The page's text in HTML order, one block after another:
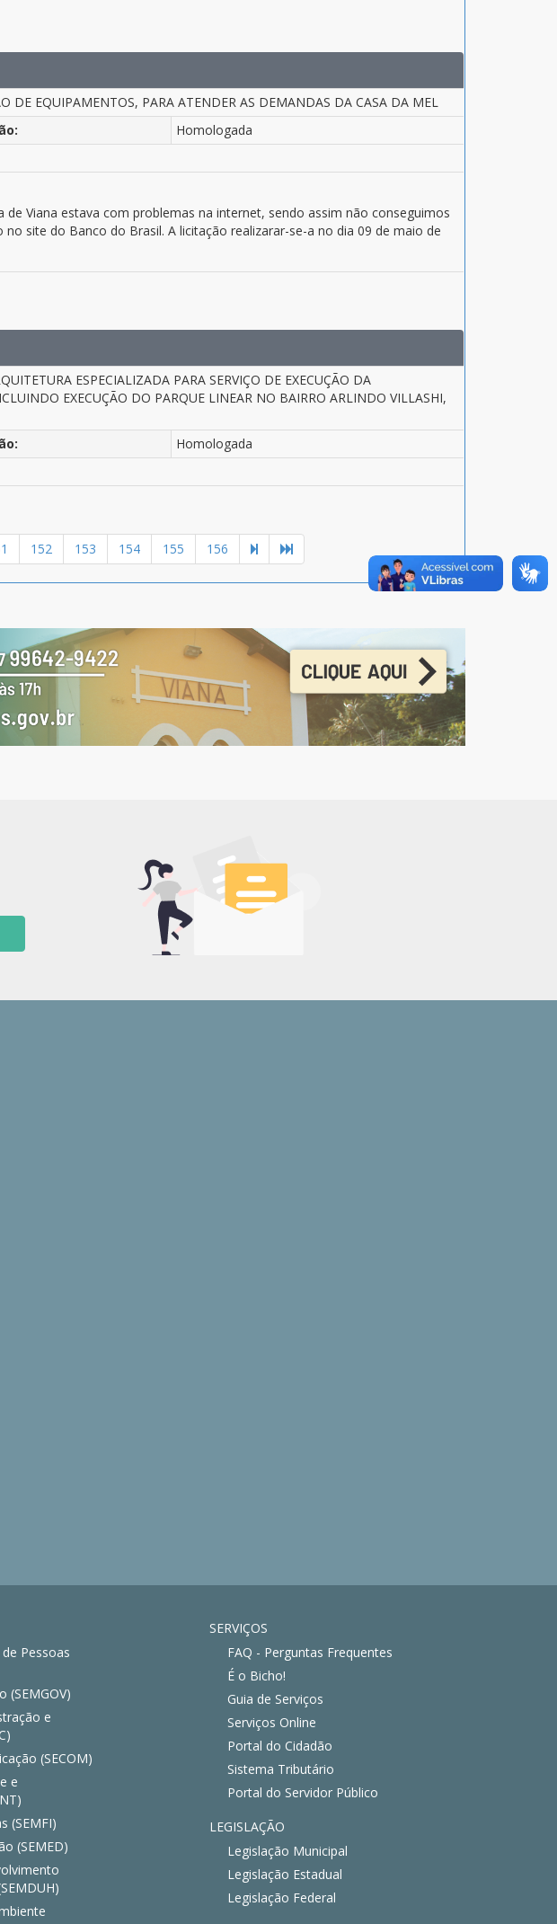
DE EQUIPAMENTOS, PARA ATENDER AS DEMANDAS DA CASA DA MEL
Homologada
Viana estava com problemas na internet, sendo assim não conseguimos
site do Banco do Brasil. A licitação realizarar-se-a no dia 09 de maio de
ESPECIALIZADA PARA SERVIÇO DE EXECUÇÃO DA
EXECUÇÃO DO PARQUE LINEAR NO BAIRRO ARLINDO VILLASHI,
Homologada
152 153 154 155 156
Pessoas
(SEMGOV)
e
(SECOM)
e
(SEMFI)
(SEMED)
SERVIÇOS
FAQ - Perguntas Frequentes
É o Bicho!
Guia de Serviços
Serviços Online
Portal do Cidadão
Sistema Tributário
Portal do Servidor Público
LEGISLAÇÃO
Legislação Municipal
Legislação Estadual
Legislação Federal